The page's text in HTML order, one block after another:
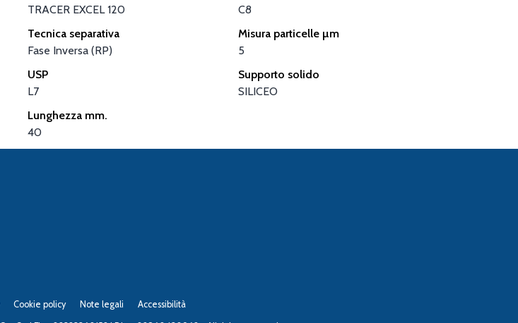
TRACER EXCEL 120
C8
Tecnica separativa
Fase Inversa (RP)
Misura particelle µm
5
USP
L7
Supporto solido
SILICEO
Lunghezza mm.
40
Cookie policy Note legali Accessibilità